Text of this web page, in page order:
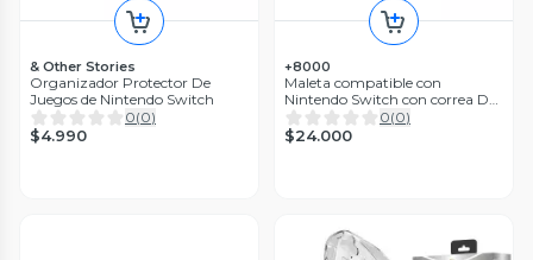
& Other Stories
Organizador Protector De
Juegos de Nintendo Switch
0(0)
$4.990
+8000
Maleta compatible con
Nintendo Switch con correa De
Hombro
0(0)
$24.000